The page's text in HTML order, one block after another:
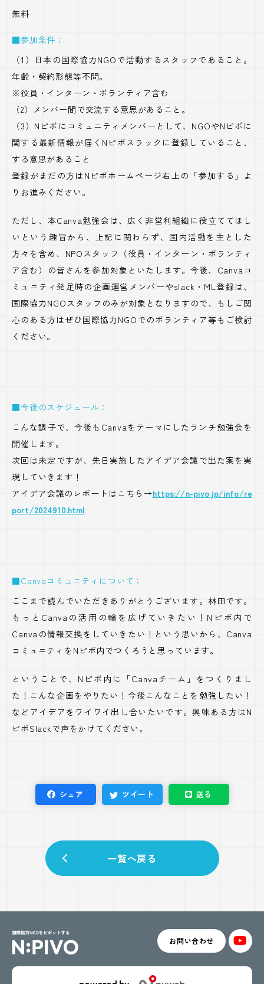
無料
■参加条件：
（1）日本の国際協力NGOで活動するスタッフであること。
年齢・契約形態等不問。
※役員・インターン・ボランティア含む
（2）メンバー間で交流する意思があること。
（3）Nピボにコミュニティメンバーとして、NGOやNピボに
関する最新情報が届くNピボスラックに登録していること、
する意思があること
登録がまだの方はNピボホームページ右上の「参加する」よ
りお進みください。
ただし、本Canva勉強会は、広く非営利組織に役立ててほし
いという趣旨から、上記に関わらず、国内活動を主とした
方々を含め、NPOスタッフ（役員・インターン・ボランティ
ア含む）の皆さんを参加対象といたします。今後、Canvaコ
ミュニティ発足時の企画運営メンバーやslack・ML登録は、
国際協力NGOスタッフのみが対象となりますので、もしご関
心のある方はぜひ国際協力NGOでのボランティア等もご検討
ください。
■今後のスケジュール：
こんな調子で、今後もCanvaをテーマにしたランチ勉強会を
開催します。
次回は未定ですが、先日実施したアイデア会議で出た案を実
現していきます！
アイデア会議のレポートはこちら→https://n-pivo.jp/info/re
port/2024910.html
■Canvaコミュニティについて：
ここまで読んでいただきありがとうございます。林田です。
もっとCanvaの活用の輪を広げていきたい！Nピボ内で
Canvaの情報交換をしていきたい！という思いから、Canva
コミュニティをNピボ内でつくろうと思っています。
ということで、Nピボ内に「Canvaチーム」をつくりまし
た！こんな企画をやりたい！今後こんなことを勉強したい！
などアイデアをワイワイ出し合いたいです。興味ある方はN
ピボSlackで声をかけてください。
シェア ツイート 送る
一覧へ戻る
お問い合わせ